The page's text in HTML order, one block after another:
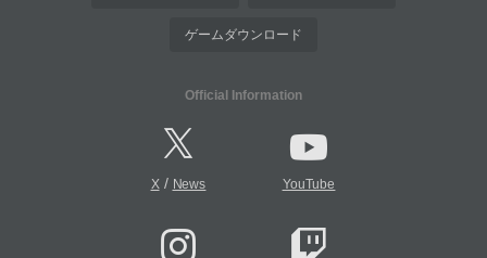
ゲームダウンロード
Official Information
X/ News YouTube